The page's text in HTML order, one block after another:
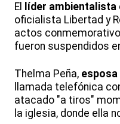
El líder ambientalista
oficialista Libertad y
actos
fueron suspendidos
Thelma Peña, esposa
llamada telefónica
atacado "a tiros"
la iglesia, donde ella